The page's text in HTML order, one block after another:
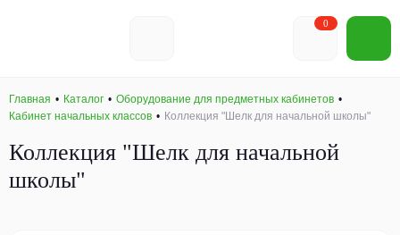
0
Главная Каталог
Оборудование для предметных кабинетов
Кабинет начальных классов
Коллекция "Шелк для начальной школы"
Коллекция "Шелк для начальной
школы"